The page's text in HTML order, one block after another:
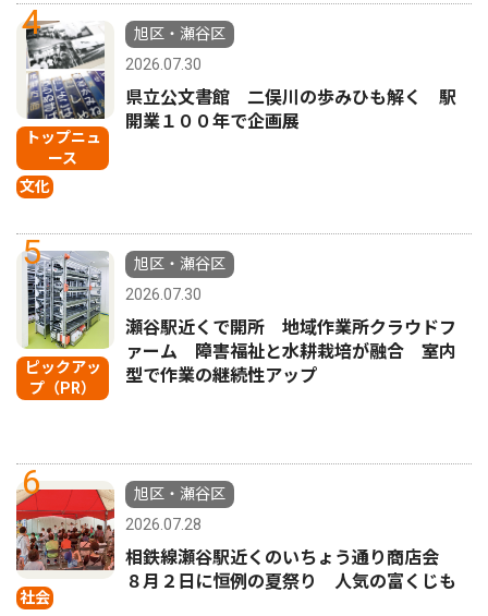
4
トップニュ
ース
文化
旭区・瀬谷区
2026.07.30
県立公文書館 二俣川の歩みひも解く 駅
開業１００年で企画展
5
ピックアッ
プ（PR）
旭区・瀬谷区
2026.07.30
瀬谷駅近くで開所 地域作業所クラウドフ
ァーム 障害福祉と水耕栽培が融合 室内
型で作業の継続性アップ
6
社会
旭区・瀬谷区
2026.07.28
相鉄線瀬谷駅近くのいちょう通り商店会
８月２日に恒例の夏祭り 人気の富くじも